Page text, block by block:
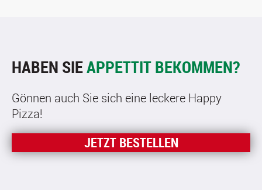
HABEN SIEAPPETTIT BEKOMMEN?
Gönnen auch Sie sich eine leckere Happy
Pizza!
JETZT BESTELLEN